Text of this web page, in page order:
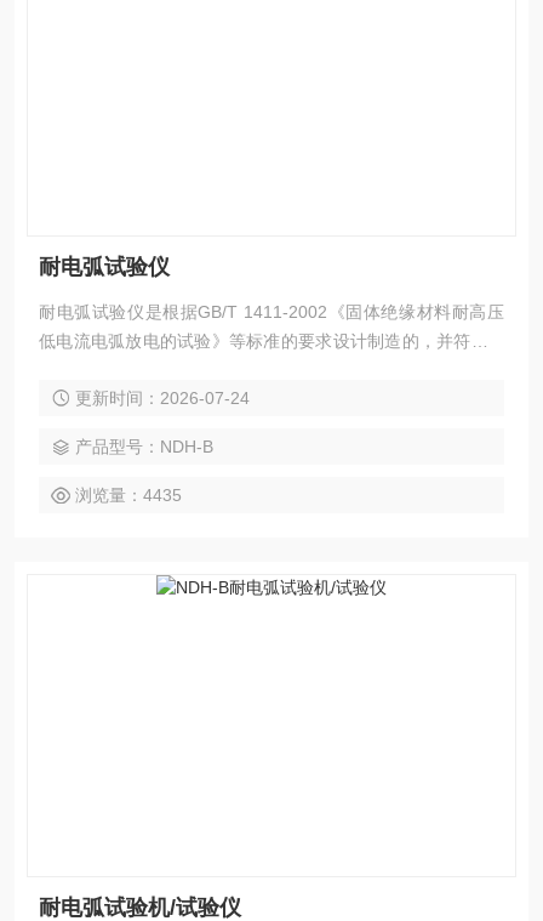
耐电弧试验仪
耐电弧试验仪是根据GB/T 1411-2002《固体绝缘材料耐高压
低电流电弧放电的试验》等标准的要求设计制造的，并符合IE
国绝缘材料标准化技术委员会监制。主要用于电机、电器及家
箔板等绝缘材料的耐电弧性能及其分级评定。
更新时间：2026-07-24
产品型号：NDH-B
浏览量：4435
耐电弧试验机/试验仪